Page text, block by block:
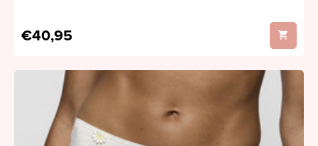
€40,95